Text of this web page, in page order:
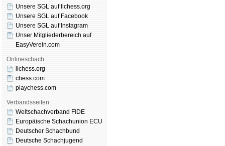
Unsere SGL auf li­chess.org
Unsere SGL auf Face­book
Unsere SGL auf Insta­gram
Unser Mitgliederbereich auf
EasyVerein.com
Onlineschach:
lichess.org
chess.com
playchess.com
Verbandsseiten:
Weltschachverband FIDE
Europäische Schachunion ECU
Deutscher Schachbund
Deutsche Schachjugend